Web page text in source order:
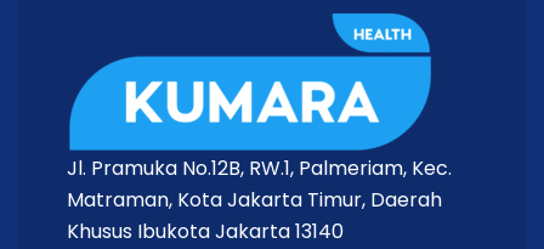
Jl. Pramuka No.12B, RW.1, Palmeriam, Kec.
Matraman, Kota Jakarta Timur, Daerah
Khusus Ibukota Jakarta 13140